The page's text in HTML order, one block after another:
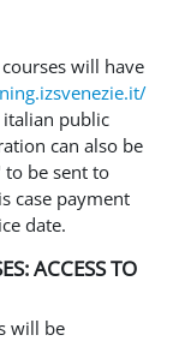
will have
italian public
can also be
be sent to
case payment
date.
ACCESS TO
will be